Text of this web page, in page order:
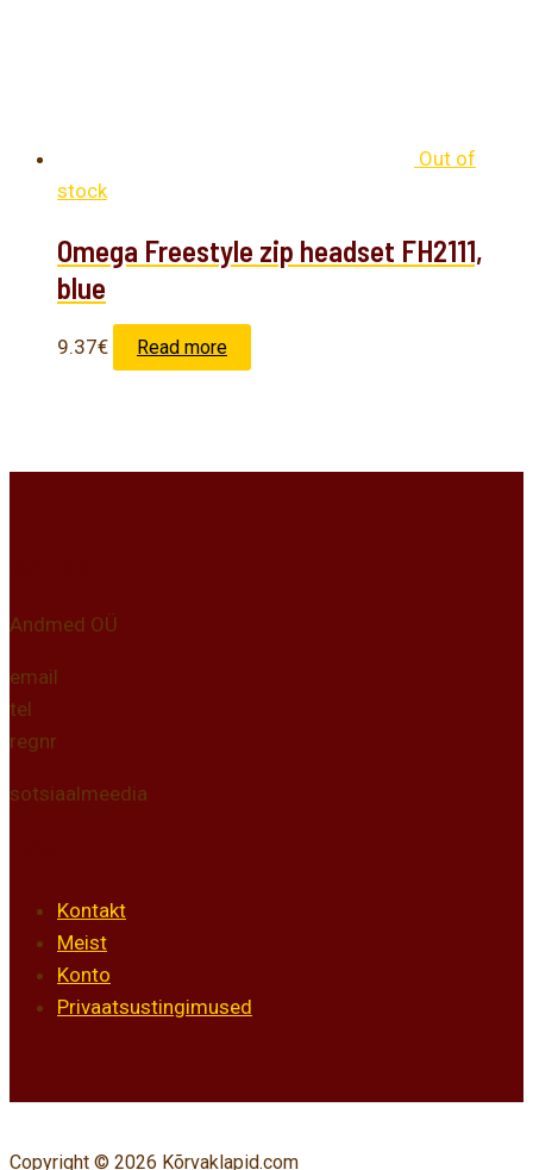
Out of
stock
Omega Freestyle zip headset FH2111,
blue
9.37€ Read more
Andmed OÜ
email
tel
regnr
sotsiaalmeedia
Kontakt
Meist
Konto
Privaatsustingimused
Copyright © 2026 Kõrvaklapid.com